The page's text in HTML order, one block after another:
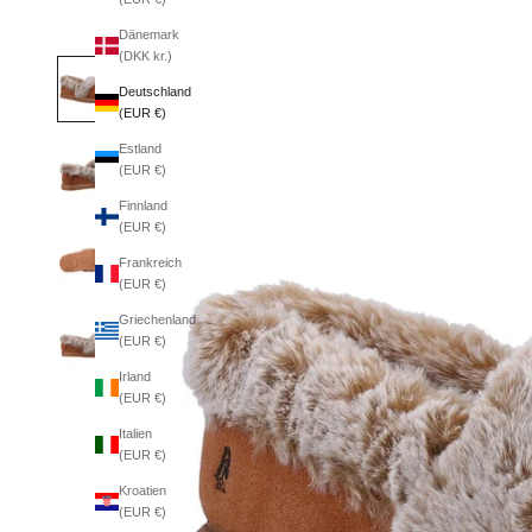
Dänemark
(DKK kr.)
Deutschland
(EUR €)
Estland
(EUR €)
Finnland
(EUR €)
Frankreich
(EUR €)
Griechenland
(EUR €)
Irland
(EUR €)
Italien
(EUR €)
Kroatien
(EUR €)